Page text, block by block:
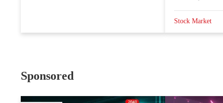
Stock Market
Sponsored